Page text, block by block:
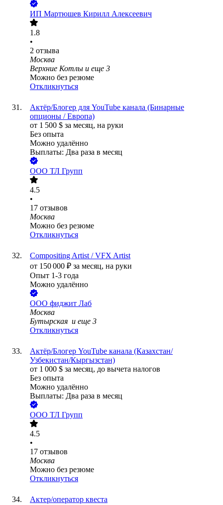
ИП Мартюшев Кирилл Алексеевич
1.8
•
2 отзыва
Москва
Верхние Котлы и еще 3
Можно без резюме
Откликнуться
Актёр/Блогер для YouTube канала (Бинарные
опционы / Европа)
от 1 500 $ за месяц, на руки
Без опыта
Можно удалённо
Выплаты: Два раза в месяц
ООО ТЛ Групп
4.5
•
17 отзывов
Москва
Можно без резюме
Откликнуться
Compositing Artist / VFX Artist
от 150 000 ₽ за месяц, на руки
Опыт 1-3 года
Можно удалённо
ООО фиджит Лаб
Москва
Бутырская и еще 3
Откликнуться
Актёр/Блогер YouTube канала (Казахстан/
Узбекистан/Кыргызстан)
от 1 000 $ за месяц, до вычета налогов
Без опыта
Можно удалённо
Выплаты: Два раза в месяц
ООО ТЛ Групп
4.5
•
17 отзывов
Москва
Можно без резюме
Откликнуться
Актер/оператор квеста